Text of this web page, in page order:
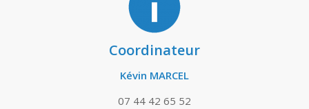
Coordinateur
Kévin MARCEL
07 44 42 65 52